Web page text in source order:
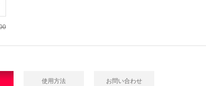
使用方法 お問い合わせ